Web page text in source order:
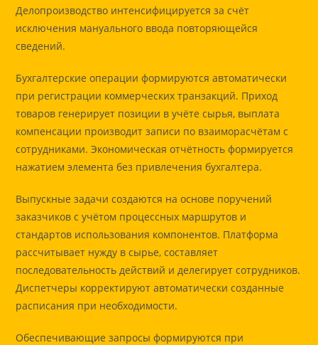
Делопроизводство интенсифицируется за счёт
исключения мануального ввода повторяющейся
сведений.
Бухгалтерские операции формируются автоматически
при регистрации коммерческих транзакций. Приход
товаров генерирует позиции в учёте сырья, выплата
компенсации производит записи по взаиморасчётам с
сотрудниками. Экономическая отчётность формируется
нажатием элемента без привлечения бухгалтера.
Выпускные задачи создаются на основе поручений
заказчиков с учётом процессных маршрутов и
стандартов использования компонентов. Платформа
рассчитывает нужду в сырье, составляет
последовательность действий и делегирует сотрудников.
Диспетчеры корректируют автоматически созданные
расписания при необходимости.
Обеспечивающие запросы формируются при